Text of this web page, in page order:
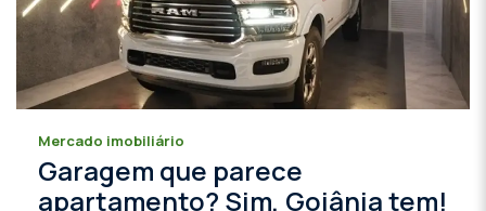
Mercado imobiliário
Garagem que parece
apartamento? Sim, Goiânia tem!